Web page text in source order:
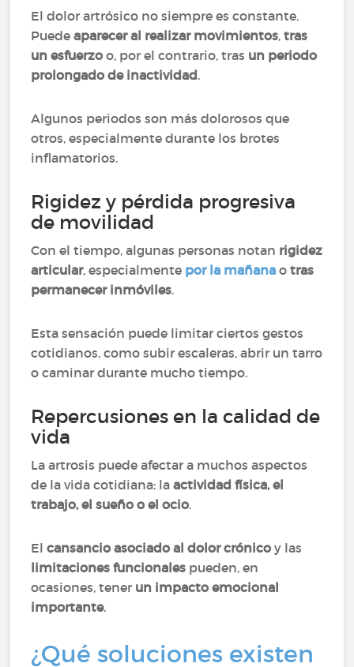
El dolor artrósico no siempre es constante.
Puedeaparecer al realizar movimientos,tras
un esfuerzo o, por el contrario, tras un periodo
prolongado de inactividad.
Algunos periodos son más dolorosos que
otros, especialmente durante los brotes
inflamatorios.
Rigidez y pérdida progresiva
de movilidad
Con el tiempo, algunas personas notan rigidez
articular, especialmente por la mañana otras
permanecer inmóviles.
Esta sensación puede limitar ciertos gestos
cotidianos, como subir escaleras, abrir un tarro
o caminar durante mucho tiempo.
Repercusiones en la calidad de
vida
La artrosis puede afectar a muchos aspectos
de la vida cotidiana: laactividad física, el
trabajo, el sueño o el ocio.
Elcansancio asociado al dolor crónico y las
limitaciones funcionales pueden, en
ocasiones, tener un impacto emocional
importante.
¿Qué soluciones existen